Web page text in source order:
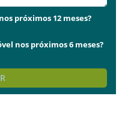
próximos 12 meses?
nos próximos 6 meses?